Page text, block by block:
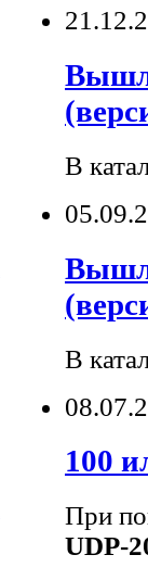
В
В
100
При
UDP-